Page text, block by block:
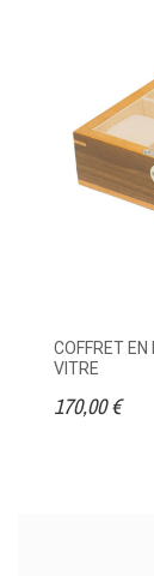
COFFRET
VITRE
170,00 €